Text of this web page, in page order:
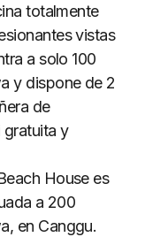
totalmente
vistas
a solo 100
y dispone de 2
de
gratuita y
House es
a 200
en Canggu.